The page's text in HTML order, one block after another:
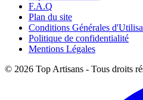
F.A.Q
Plan du site
Conditions Générales
Politique de confidentialité
Mentions Légales
© 2026 Top Artisans - Tous droits